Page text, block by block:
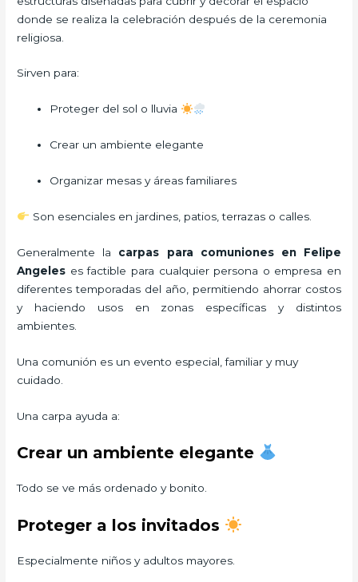
donde se realiza la celebración después de la ceremonia
religiosa.
Sirven para:
Proteger del sol o lluvia
Crear un ambiente elegante
Organizar mesas y áreas familiares
Son esenciales en jardines, patios, terrazas o calles.
Generalmente la carpas para comuniones en Felipe
Angeles es factible para cualquier persona o empresa en
diferentes temporadas del año, permitiendo ahorrar costos
y haciendo usos en zonas específicas y distintos
ambientes.
Una comunión es un evento especial, familiar y muy
cuidado.
Una carpa ayuda a:
Crear un ambiente elegante
Todo se ve más ordenado y bonito.
Proteger a los invitados
Especialmente niños y adultos mayores.